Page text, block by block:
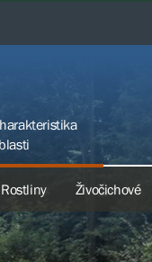
Rostliny Živočichové